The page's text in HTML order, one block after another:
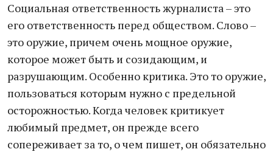
Социальная ответственность журналиста – это
его ответственность перед обществом. Слово –
это оружие, причем очень мощное оружие,
которое может быть и созидающим, и
разрушающим. Особенно критика. Это то оружие,
пользоваться которым нужно с предельной
осторожностью. Когда человек критикует
любимый предмет, он прежде всего
сопереживает за то, о чем пишет, он обязательно